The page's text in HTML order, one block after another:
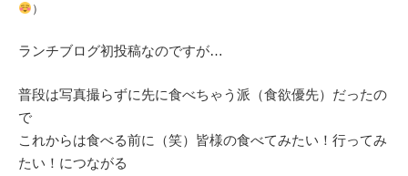
）
ランチブログ初投稿なのですが…
普段は写真撮らずに先に食べちゃう派（食欲優先）だったの
で
これからは食べる前に（笑）皆様の食べてみたい！行ってみ
たい！につながる